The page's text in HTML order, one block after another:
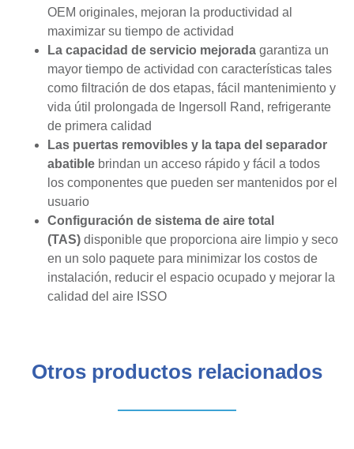
OEM originales, mejoran la productividad al
maximizar su tiempo de actividad
La capacidad de servicio mejorada garantiza un
mayor tiempo de actividad con características tales
como filtración de dos etapas, fácil mantenimiento y
vida útil prolongada de Ingersoll Rand, refrigerante
de primera calidad
Las puertas removibles y la tapa del separador
abatible brindan un acceso rápido y fácil a todos
los componentes que pueden ser mantenidos por el
usuario
Configuración de sistema de aire total
(TAS) disponible que proporciona aire limpio y seco
en un solo paquete para minimizar los costos de
instalación, reducir el espacio ocupado y mejorar la
calidad del aire ISSO
Otros productos relacionados